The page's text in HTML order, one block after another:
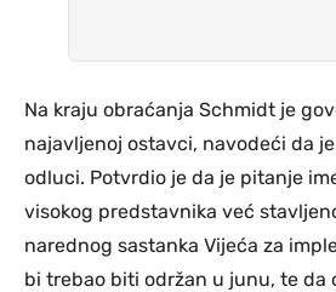
Na kraju obraćanja Schmidt je
najavljenoj ostavci, navodeći da
odluci. Potvrdio je da je pitanje
visokog predstavnika već
narednog sastanka Vijeća za
bi trebao biti održan u junu, te da